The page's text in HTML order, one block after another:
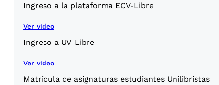
Ingreso a la plataforma ECV-Libre
Ver video
Ingreso a UV-Libre
Ver video
Matricula de asignaturas estudiantes Unilibristas